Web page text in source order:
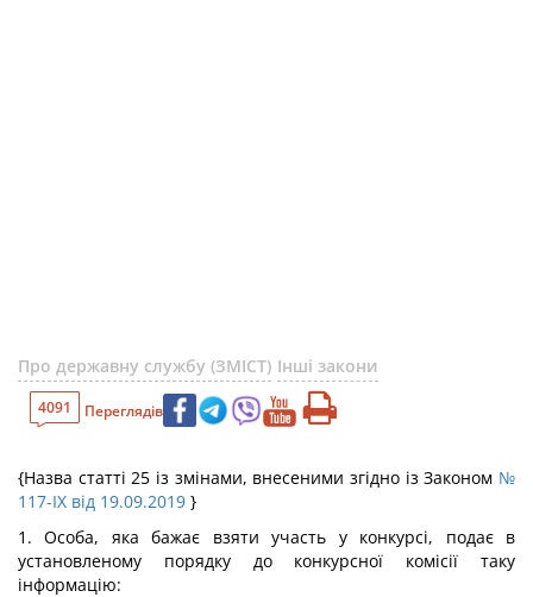
Про державну службу (ЗМІСТ) Інші закони
4091 Переглядів
{Назва статті 25 із змінами, внесеними згідно із Законом №
117-IX від 19.09.2019 }
1. Особа, яка бажає взяти участь у конкурсі, подає в
установленому порядку до конкурсної комісії таку
інформацію: